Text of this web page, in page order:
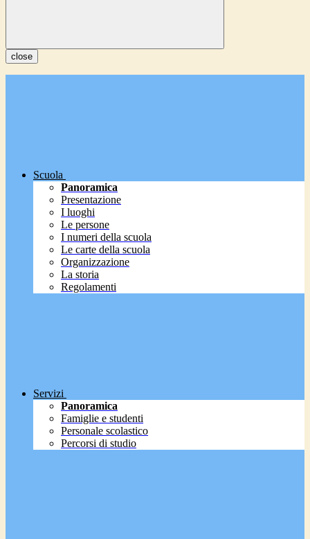
close
Scuola
Panoramica
Presentazione
I luoghi
Le persone
I numeri della scuola
Le carte della scuola
Organizzazione
La storia
Regolamenti
Servizi
Panoramica
Famiglie e studenti
Personale scolastico
Percorsi di studio